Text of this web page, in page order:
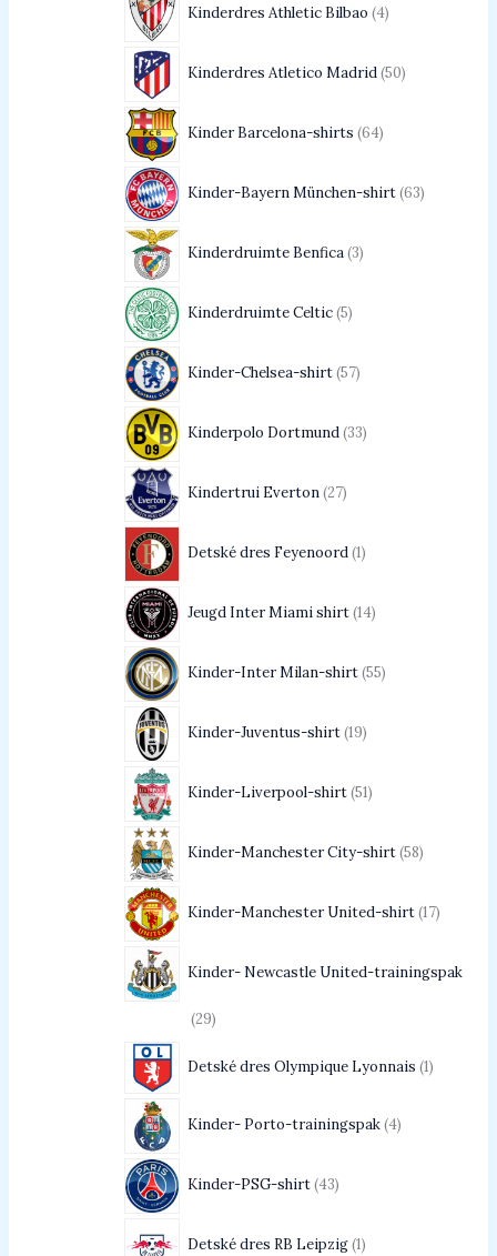
Kinderdres Athletic Bilbao 4
Kinderdres Atletico Madrid 50
Kinder Barcelona-shirts 64
Kinder-Bayern München-shirt 63
Kinderdruimte Benfica 3
Kinderdruimte Celtic 5
Kinder-Chelsea-shirt 57
Kinderpolo Dortmund 33
Kindertrui Everton 27
Detské dres Feyenoord 1
Jeugd Inter Miami shirt 14
Kinder-Inter Milan-shirt 55
Kinder-Juventus-shirt 19
Kinder-Liverpool-shirt 51
Kinder-Manchester City-shirt 58
Kinder-Manchester United-shirt 17
Kinder- Newcastle United-trainingspak
29
Detské dres Olympique Lyonnais 1
Kinder- Porto-trainingspak 4
Kinder-PSG-shirt 43
Detské dres RB Leipzig 1